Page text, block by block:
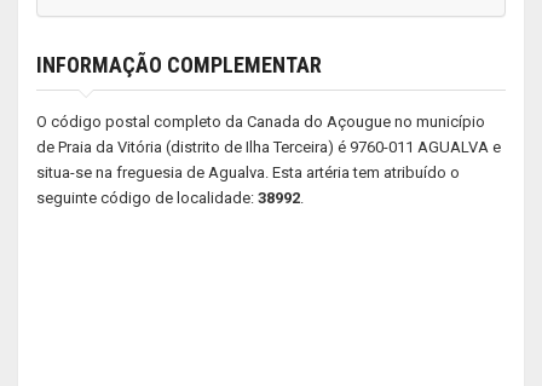
INFORMAÇÃO COMPLEMENTAR
O código postal completo da Canada do Açougue no município
de Praia da Vitória (distrito de Ilha Terceira) é 9760-011 AGUALVA e
situa-se na freguesia de Agualva. Esta artéria tem atribuído o
seguinte código de localidade: 38992.